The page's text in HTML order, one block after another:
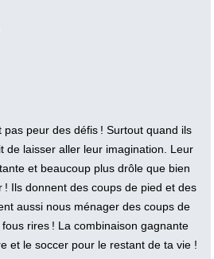
pas peur des défis ! Surtout quand ils
de laisser aller leur imagination. Leur
et beaucoup plus drôle que bien
! Ils donnent des coups de pied et des
aussi nous ménager des coups de
rires ! La combinaison gagnante
et le soccer pour le restant de ta vie !